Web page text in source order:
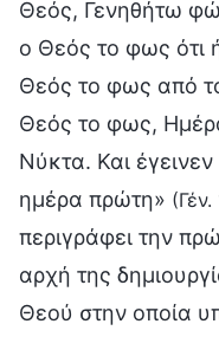
Θεός, Γενηθήτω
ο Θεός το φως ότι
Θεός το φως από
Θεός το φως,
Νύκτα. Και
ημέρα πρώτη»
περιγράφει την
αρχή της
Θεού στην οποία